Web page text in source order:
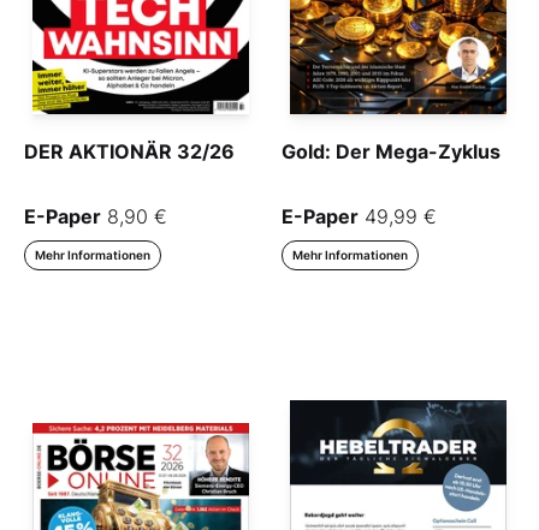
DER AKTIONÄR 32/26
E-Paper 8,90 €
Mehr Informationen
Gold: Der Mega-Zyklus
E-Paper 49,99 €
Mehr Informationen